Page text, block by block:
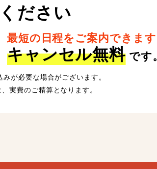
ださい
最短の日程をご案内できます
キャンセル無料 です。
が必要な場合がございます。
実費のご精算となります。